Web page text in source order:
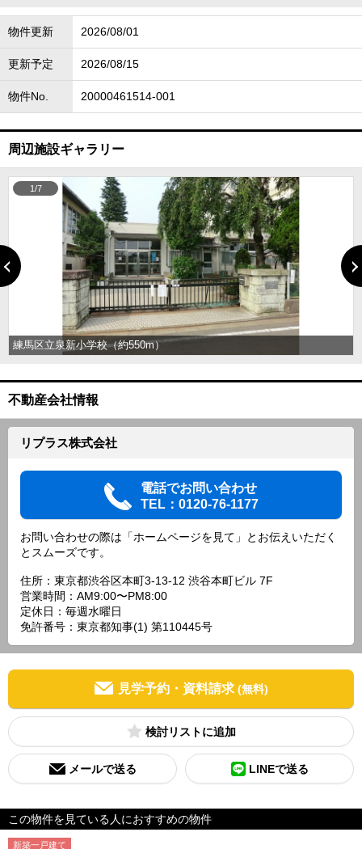
物件更新 2026/08/01
更新予定 2026/08/15
物件No. 20000461514-001
周辺施設ギャラリー
練馬区立泉新小学校（約550m）
1/7
不動産会社情報
リプラス株式会社
電話でお問い合わせ
TEL：0120-76-1177
お問い合わせの際は「ホームページを見て」とお伝えいただく
とスムーズです。
住所：東京都渋谷区本町3-13-12 渋谷本町ビル 7F
営業時間：AM9:00〜PM8:00
定休日：毎週水曜日
免許番号：東京都知事(1) 第110445号
見学予約・資料請求 (無料)
検討リスト
メールで送る LINEで送る
この物件を見ている人におすすめの物件
新築一戸建て